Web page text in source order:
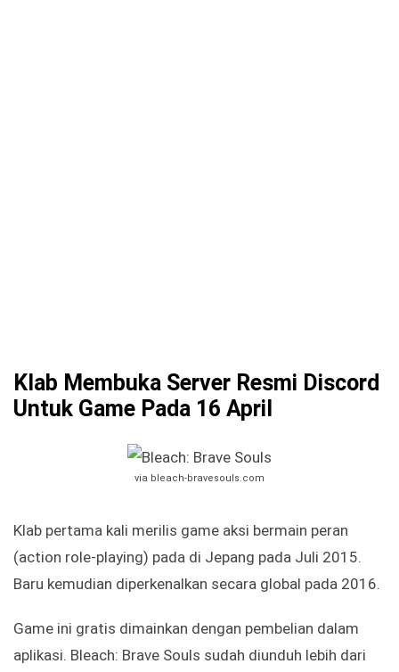
Klab Membuka Server Resmi Discord
Untuk Game Pada 16 April
via bleach-bravesouls.com
Klab pertama kali merilis game aksi bermain peran
(action role-playing) pada di Jepang pada Juli 2015.
Baru kemudian diperkenalkan secara global pada 2016.
Game ini gratis dimainkan dengan pembelian dalam
aplikasi. Bleach: Brave Souls sudah diunduh lebih dari